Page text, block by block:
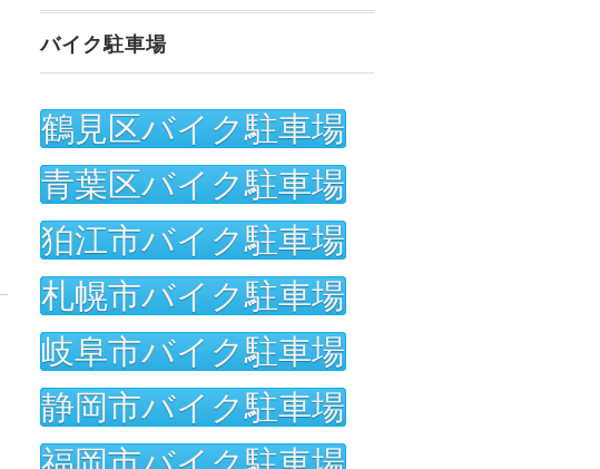
バイク駐車場
鶴見区バイク駐車場
青葉区バイク駐車場
狛江市バイク駐車場
札幌市バイク駐車場
岐阜市バイク駐車場
静岡市バイク駐車場